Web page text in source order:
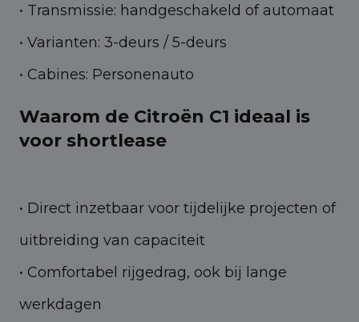
• Transmissie: handgeschakeld of automaat
• Varianten: 3-deurs / 5-deurs
• Cabines: Personenauto
Waarom de Citroën C1 ideaal is
voor shortlease
• Direct inzetbaar voor tijdelijke projecten of
uitbreiding van capaciteit
• Comfortabel rijgedrag, ook bij lange
werkdagen